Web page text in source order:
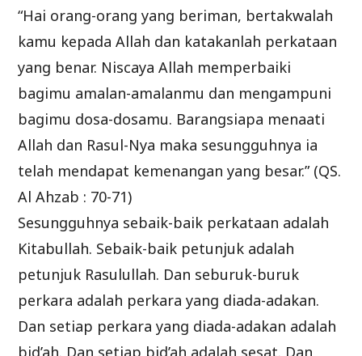
“Hai orang-orang yang beriman, bertakwalah
kamu kepada Allah dan katakanlah perkataan
yang benar. Niscaya Allah memperbaiki
bagimu amalan-amalanmu dan mengampuni
bagimu dosa-dosamu. Barangsiapa menaati
Allah dan Rasul-Nya maka sesungguhnya ia
telah mendapat kemenangan yang besar.” (QS.
Al Ahzab : 70-71)
Sesungguhnya sebaik-baik perkataan adalah
Kitabullah. Sebaik-baik petunjuk adalah
petunjuk Rasulullah. Dan seburuk-buruk
perkara adalah perkara yang diada-adakan.
Dan setiap perkara yang diada-adakan adalah
bid’ah. Dan setiap bid’ah adalah sesat. Dan